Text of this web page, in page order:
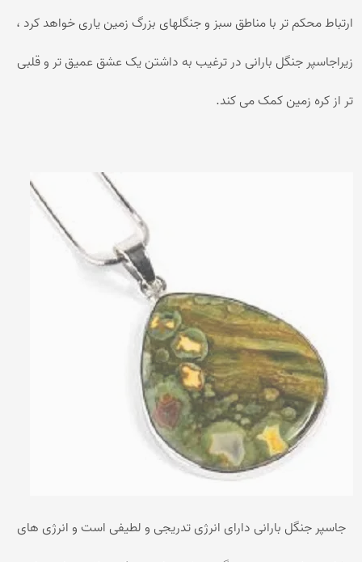
ارتباط محکم تر با مناطق سبز و جنگلهای بزرگ زمین یاری خواهد کرد ،
زیراجاسپر جنگل بارانی در ترغیب به داشتن یک عشق عمیق تر و قلبی
تر از کره زمین کمک می کند.
جاسپر جنگل بارانی دارای انرژی تدریجی و لطیفی است و انرژی های